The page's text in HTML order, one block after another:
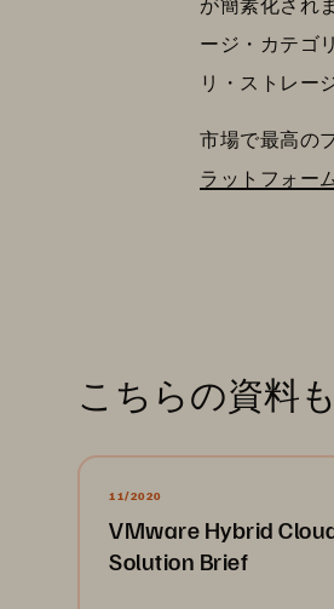
ージ・カテゴ
リ・ストレー
市場で最高の
ラットフォー
こちらの資料
11/2020
VMware Hybrid
Solution Brief